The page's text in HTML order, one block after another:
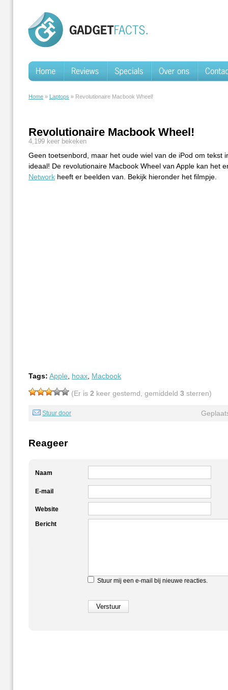
Home » Laptops » Revolutionaire Macbook Wheel!
Revolutionaire Macbook Wheel!
4,199 keer bekeken
Geen toetsenbord, maar het oude wiel van de iPod om tekst
ideaal! De revolutionaire Macbook Wheel van Apple kan het
Network heeft er beelden van. Bekijk hieronder het filmpje.
Tags: Apple hoax Macbook
(Er is 2 keer gestemd, gemiddeld 3 sterren)
Stuur door
Reageer
Naam
E-mail
Website
Bericht
Stuur mij een e-mail bij nieuwe reacties.